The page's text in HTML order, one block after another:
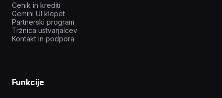
Cenik in krediti
Gemini UI klepet
Partnerski program
Tržnica ustvarjalcev
Kontakt in podpora
Funkcije